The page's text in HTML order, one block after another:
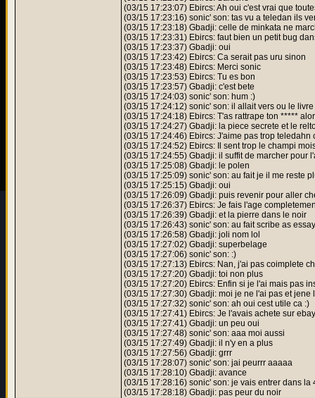
(03/15 17:23:07) Ebircs: Ah oui c'est vrai que
(03/15 17:23:16) sonic' son: tas vu a teledan ils
(03/15 17:23:18) Gbadji: celle de minkata ne
(03/15 17:23:31) Ebircs: faut bien un petit bug
(03/15 17:23:37) Gbadji: oui
(03/15 17:23:42) Ebircs: Ca serait pas uru sinon
(03/15 17:23:48) Ebircs: Merci sonic
(03/15 17:23:53) Ebircs: Tu es bon
(03/15 17:23:57) Gbadji: c'est bete
(03/15 17:24:03) sonic' son: hum :)
(03/15 17:24:12) sonic' son: il allait vers ou le livre
(03/15 17:24:18) Ebircs: T'as rattrape ton *****
(03/15 17:24:27) Gbadji: la piece secrete et le
(03/15 17:24:46) Ebircs: J'aime pas trop teledahn
(03/15 17:24:52) Ebircs: Il sent trop le champi
(03/15 17:24:55) Gbadji: il suffit de marcher pour
(03/15 17:25:08) Gbadji: le polen
(03/15 17:25:09) sonic' son: au fait je il me reste
(03/15 17:25:15) Gbadji: oui
(03/15 17:26:09) Gbadji: puis revenir pour aller
(03/15 17:26:37) Ebircs: Je fais l'age
(03/15 17:26:39) Gbadji: et la pierre dans le noir
(03/15 17:26:43) sonic' son: au fait scribe as
(03/15 17:26:58) Gbadji: joli nom lol
(03/15 17:27:02) Gbadji: superbelage
(03/15 17:27:06) sonic' son: :)
(03/15 17:27:13) Ebircs: Nan, j'ai pas coimplete
(03/15 17:27:20) Gbadji: toi non plus
(03/15 17:27:20) Ebircs: Enfin si je l'ai mais pas
(03/15 17:27:30) Gbadji: moi je ne l'ai pas et jene
(03/15 17:27:32) sonic' son: ah oui cest utile ca :)
(03/15 17:27:41) Ebircs: Je l'avais achete sur ebay
(03/15 17:27:41) Gbadji: un peu oui
(03/15 17:27:48) sonic' son: aaa moi aussi
(03/15 17:27:49) Gbadji: il n'y en a plus
(03/15 17:27:56) Gbadji: grrr
(03/15 17:28:07) sonic' son: jai peurrr aaaaa
(03/15 17:28:10) Gbadji: avance
(03/15 17:28:16) sonic' son: je vais entrer dans la
(03/15 17:28:18) Gbadji: pas peur du noir